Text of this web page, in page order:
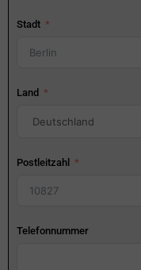
Stadt
Land
Postleitzahl
Telefonnummer